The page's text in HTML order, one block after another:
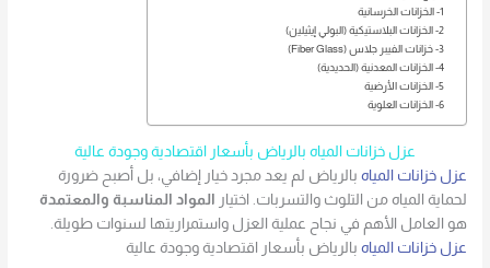
1- الخزانات الخرسانية
2- الخزانات البلاستيكية (البولي إيثيلين)
3- خزانات الفيبر جلاس (Fiber Glass)
4- الخزانات المعدنية (الحديدية)
5- الخزانات الأرضية
6- الخزانات العلوية
عزل خزانات المياه بالرياض بأسعار اقتصادية وجودة عالية
عزل خزانات المياه بالرياض لم يعد مجرد خيار إضافي، بل أصبح ضرورة
لحماية المياه من التلوث والتسربات. اختيار المواد المناسبة والمعتمدة
هو العامل الأهم في نجاح عملية العزل واستمراريتها لسنوات طويلة.
عزل خزانات المياه بالرياض بأسعار اقتصادية وجودة عالية